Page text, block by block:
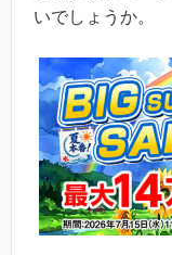
いでしょうか。